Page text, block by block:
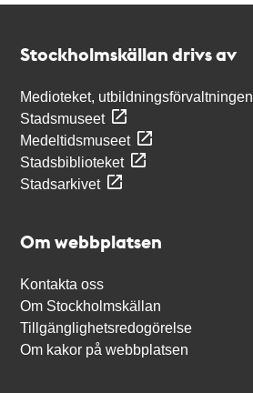
Stockholmskällan drivs av
Medioteket, utbildningsförvaltningen
Stadsmuseet
Medeltidsmuseet
Stadsbiblioteket
Stadsarkivet
Om webbplatsen
Kontakta oss
Om Stockholmskällan
Tillgänglighetsredogörelse
Om kakor på webbplatsen